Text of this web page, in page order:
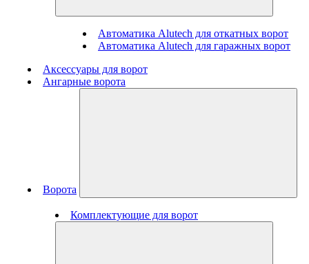
Автоматика Alutech для откатных ворот
Автоматика Alutech для гаражных ворот
Аксессуары для ворот
Ангарные ворота
Ворота
Комплектующие для ворот